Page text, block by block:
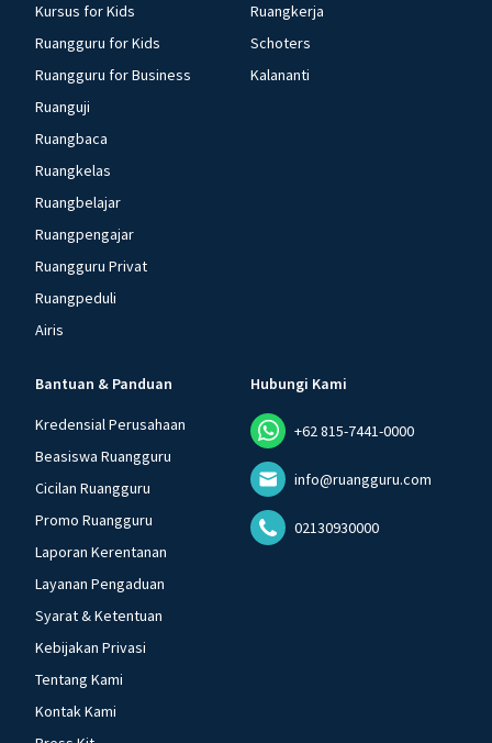
Kursus for Kids
Ruangguru for Kids
Ruangguru for Business
Ruanguji
Ruangbaca
Ruangkelas
Ruangbelajar
Ruangpengajar
Ruangguru Privat
Ruangpeduli
Airis
Ruangkerja
Schoters
Kalananti
Bantuan & Panduan
Kredensial Perusahaan
Beasiswa Ruangguru
Cicilan Ruangguru
Promo Ruangguru
Laporan Kerentanan
Layanan Pengaduan
Syarat & Ketentuan
Kebijakan Privasi
Tentang Kami
Kontak Kami
Hubungi Kami
+62 815-7441-0000
info@ruangguru.com
02130930000